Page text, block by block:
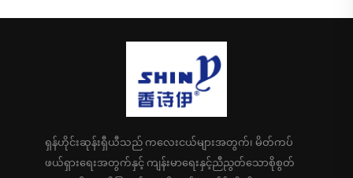
ရှန်ဟိုင်းဆုန်းရှီယီသည် ကလေးငယ်များအတွက်၊ မိတ်ကပ်
ဖယ်ရှားရေးအတွက်နှင့် ကျန်းမာရေးနှင့်ညီညွတ်သောစိုစွတ်